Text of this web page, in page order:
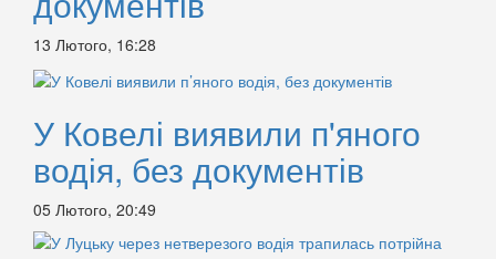
13 Лютого, 16:28
У Ковелі виявили п'яного
водія, без документів
05 Лютого, 20:49